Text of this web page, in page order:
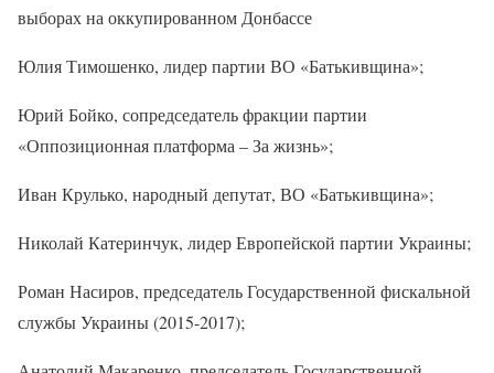
выборах на оккупированном Донбассе
Юлия Тимошенко, лидер партии ВО «Батькивщина»;
Юрий Бойко, сопредседатель фракции партии
«Оппозиционная платформа – За жизнь»;
Иван Крулько, народный депутат, ВО «Батькивщина»;
Николай Катеринчук, лидер Европейской партии Украины;
Роман Насиров, председатель Государственной фискальной
службы Украины (2015-2017);